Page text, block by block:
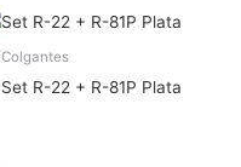
Colgantes
Set R-22 + R-81P Plata